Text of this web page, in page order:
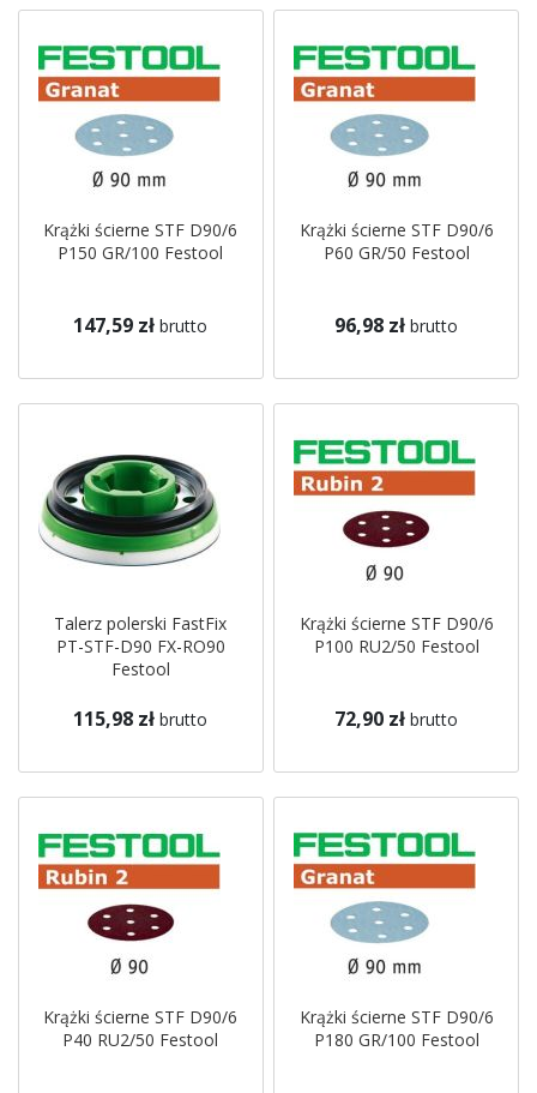
Krążki ścierne STF D90/6
P150 GR/100 Festool
147,59 zł brutto
Krążki ścierne STF D90/6
P60 GR/50 Festool
96,98 zł brutto
Talerz polerski FastFix
PT-STF-D90 FX-RO90
Festool
115,98 zł brutto
Krążki ścierne STF D90/6
P100 RU2/50 Festool
72,90 zł brutto
Krążki ścierne STF D90/6
P40 RU2/50 Festool
Krążki ścierne STF D90/6
P180 GR/100 Festool